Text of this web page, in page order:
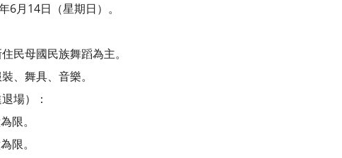
月14日（星期日）。
民母國民族舞蹈為主。
、舞具、音樂。
場）：
限。
限。